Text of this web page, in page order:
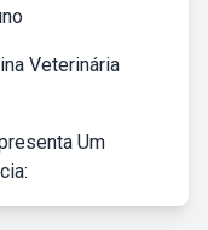
Veterinária
Um